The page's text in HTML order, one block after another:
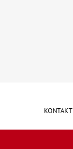
KONTAKT